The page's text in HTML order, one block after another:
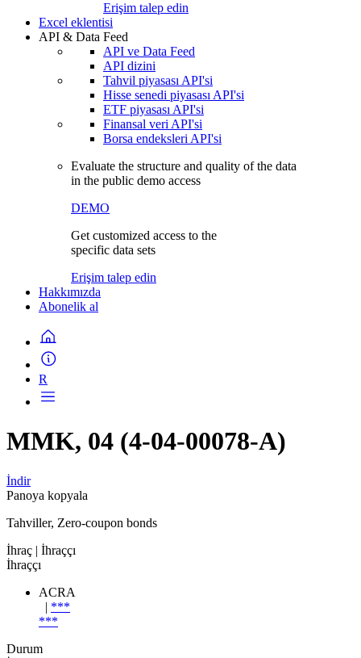
Erişim talep edin
Excel eklentisi
API & Data Feed
API ve Data Feed
API dizini
Tahvil piyasası API'si
Hisse senedi piyasası API'si
ETF piyasası API'si
Finansal veri API'si
Borsa endeksleri API'si
Evaluate the structure and quality of the data
in the public demo access
DEMO
Get customized access to the
specific data sets
Erişim talep edin
Hakkımızda
Abonelik al
R
MMK, 04 (4-04-00078-A)
İndir
Panoya kopyala
Tahviller, Zero-coupon bonds
İhraç | İhraççı
İhraççı
ACRA
| ***
***
Durum